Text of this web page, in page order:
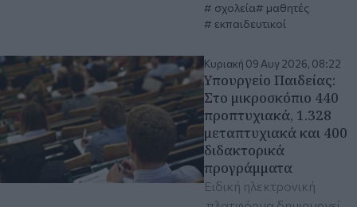
σχολεία
μαθητές
εκπαιδευτικοί
Κυριακή 09 Αυγ 2026, 08:22
Υπουργείο Παιδείας:
Στο μικροσκόπιο 440
προπτυχιακά, 1.328
μεταπτυχιακά και 400
διδακτορικά
προγράμματα
Ειδική ηλεκτρονική